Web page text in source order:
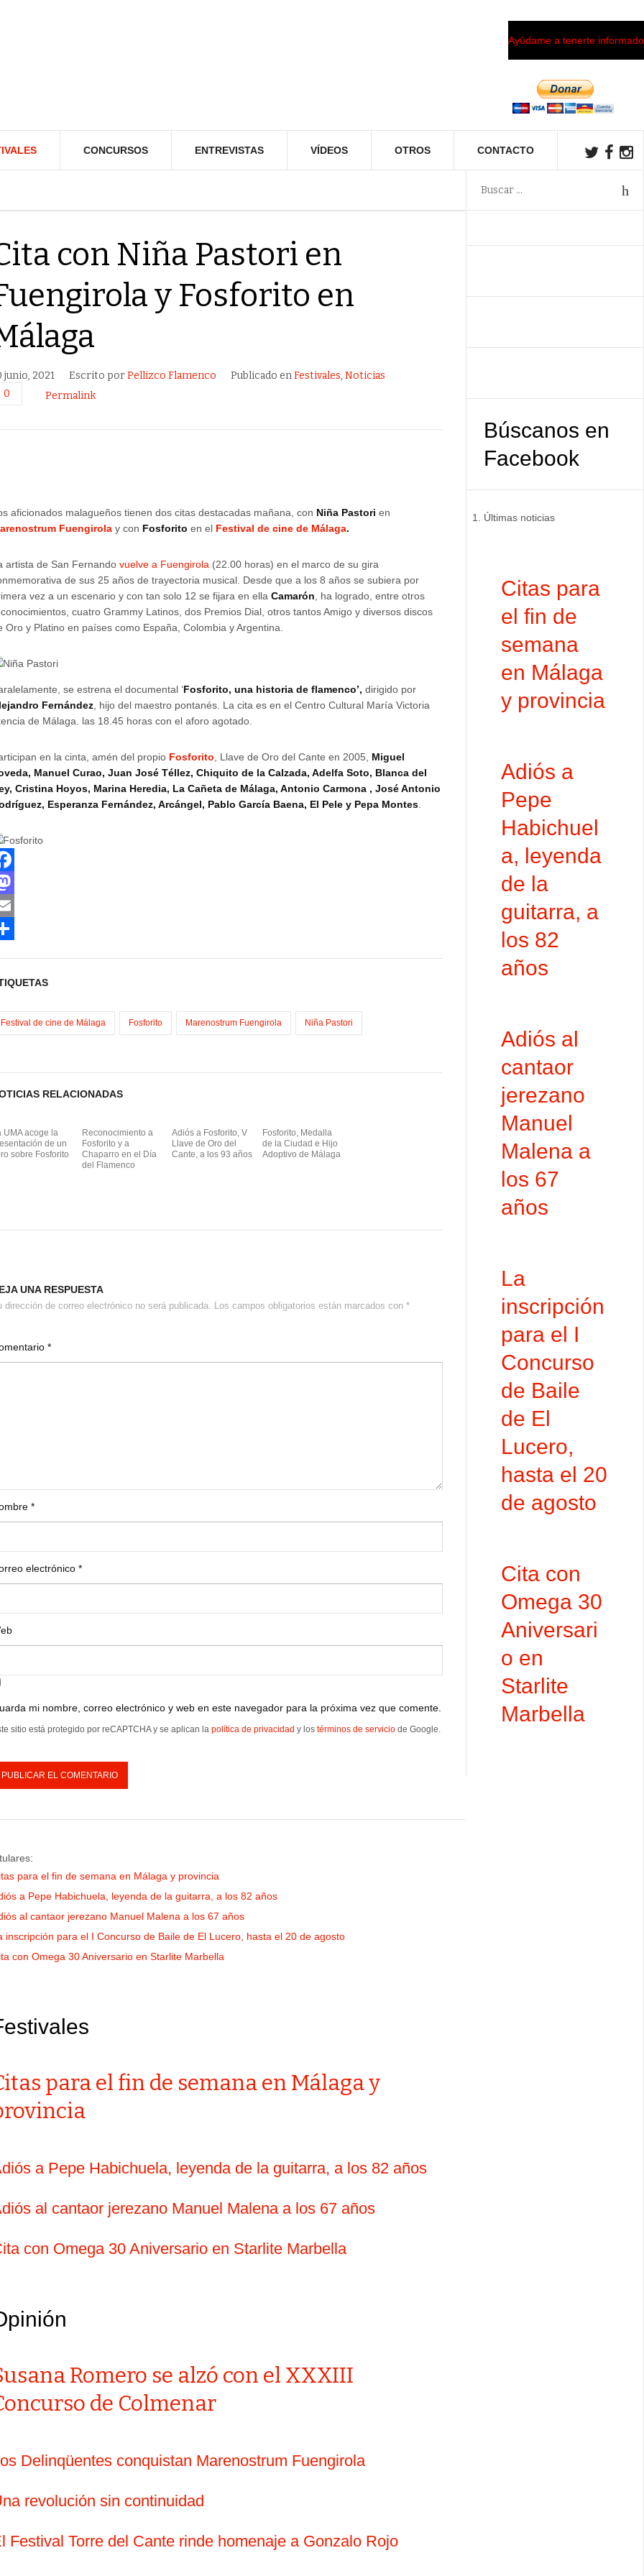
Ayúdame a tenerte informado
CONCURSOS ENTREVISTAS VÍDEOS OTROS CONTACTO
con Niña Pastori en
y Fosforito en
junio, 2021 Escrito porPellizco Flamenco Publicado enFestivales,Noticias
0
Permalink
aficionados malagueños tienen dos citas destacadas mañana, con Niña Pastori en
Fuengirola y con Fosforito en el Festival de cine de Málaga.
artista de San Fernandovuelve a Fuengirola (22.00 horas) en el marco de su gira
de sus 25 años de trayectoria musical. Desde que a los 8 años se subiera por
vez a un escenario y con tan solo 12 se fijara en ellaCamarón , ha logrado, entre otros
cuatro Grammy Latinos, dos Premios Dial, otros tantos Amigo y diversos discos
Oro y Platino en países como España, Colombia y Argentina.
se estrena el documental ‘Fosforito, una historia de flamenco’,dirigido por
Fernández , hijo del maestro pontanés. La cita es en el Centro Cultural María Victoria
de Málaga. las 18.45 horas con el aforo agotado.
en la cinta, amén del propio Fosforito , Llave de Oro del Cante en 2005, Miguel
Manuel Curao, Juan José Téllez, Chiquito de la Calzada, Adelfa Soto, Blanca del
Cristina Hoyos, Marina Heredia, La Cañeta de Málaga, Antonio Carmona , José Antonio
Esperanza Fernández, Arcángel, Pablo García Baena, El Pele y Pepa Montes
Festival de cine de Málaga Fosforito Marenostrum Fuengirola Niña Pastori
RELACIONADAS
UMA acoge la
de un
sobre Fosforito
Reconocimiento a
Fosforito y a
Chaparro en el Día
del Flamenco
Adiós a Fosforito, V
Llave de Oro del
Cante, a los 93 años
Fosforito, Medalla
de la Ciudad e Hijo
Adoptivo de Málaga
UNA RESPUESTA
dirección de correo electrónico no será publicada. Los campos obligatorios están marcados con*
*
*
electrónico*
mi nombre, correo electrónico y web en este navegador para la próxima vez que comente.
sitio está protegido por reCAPTCHA y se aplican lapolítica de privacidad y lostérminos de servicio de Google.
para el fin de semana en Málaga y provincia
a Pepe Habichuela, leyenda de la guitarra, a los 82 años
al cantaor jerezano Manuel Malena a los 67 años
inscripción para el I Concurso de Baile de El Lucero, hasta el 20 de agosto
con Omega 30 Aniversario en Starlite Marbella
para el fin de semana en Málaga y
a Pepe Habichuela, leyenda de la guitarra, a los 82 años
al cantaor jerezano Manuel Malena a los 67 años
con Omega 30 Aniversario en Starlite Marbella
Romero se alzó con el XXXIII
de Colmenar
Delinqüentes conquistan Marenostrum Fuengirola
revolución sin continuidad
Festival Torre del Cante rinde homenaje a Gonzalo Rojo
Búscanos en
Facebook
Últimas noticias
Citas para
el fin de
semana
en Málaga
y provincia
Adiós a
Pepe
Habichuel
a, leyenda
de la
guitarra, a
los 82
años
Adiós al
cantaor
jerezano
Manuel
Malena a
los 67
años
La
inscripción
para el I
Concurso
de Baile
de El
Lucero,
hasta el 20
de agosto
Cita con
Omega 30
Aniversari
o en
Starlite
Marbella